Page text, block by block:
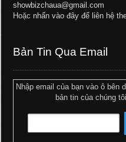
showbizchaua@gmail.com
Hoặc nhấn vào đây để liên hệ
Bản Tin Qua Email
Nhập email của bạn vào ô bên
bản tin của chúng